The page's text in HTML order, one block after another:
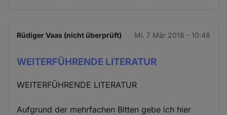
Rüdiger Vaas (nicht überprüft) Mi. 7 Mär 2018 - 10:48
WEITERFÜHRENDE LITERATUR
WEITERFÜHRENDE LITERATUR
Aufgrund der mehrfachen Bitten gebe ich hier